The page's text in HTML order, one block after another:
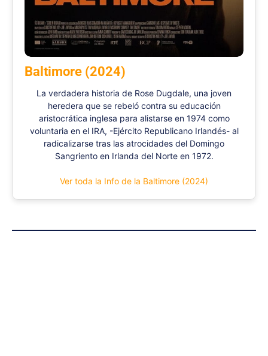
Baltimore (2024)
La verdadera historia de Rose Dugdale, una joven
heredera que se rebeló contra su educación
aristocrática inglesa para alistarse en 1974 como
voluntaria en el IRA, -Ejército Republicano Irlandés- al
radicalizarse tras las atrocidades del Domingo
Sangriento en Irlanda del Norte en 1972.
Ver toda la Info de la Baltimore (2024)